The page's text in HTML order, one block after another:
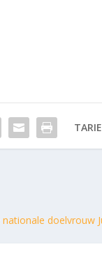
nationale doelvrouw